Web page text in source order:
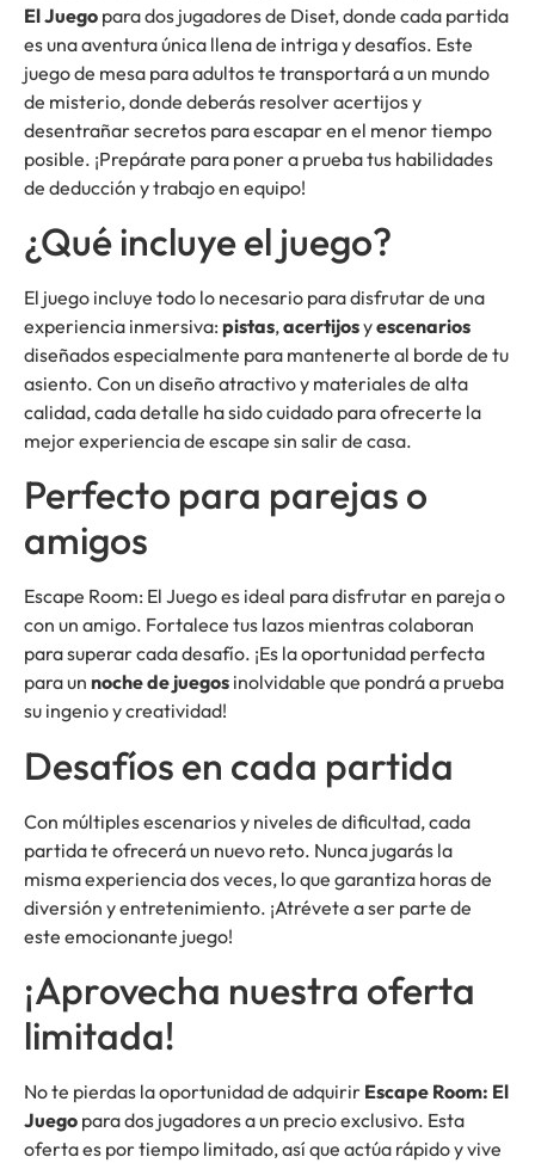
El Juego para dos jugadores de Diset, donde cada partida
es una aventura única llena de intriga y desafíos. Este
juego de mesa para adultos te transportará a un mundo
de misterio, donde deberás resolver acertijos y
desentrañar secretos para escapar en el menor tiempo
posible. ¡Prepárate para poner a prueba tus habilidades
de deducción y trabajo en equipo!
¿Qué incluye el juego?
El juego incluye todo lo necesario para disfrutar de una
experiencia inmersiva: pistas,acertijosyescenarios
diseñados especialmente para mantenerte al borde de tu
asiento. Con un diseño atractivo y materiales de alta
calidad, cada detalle ha sido cuidado para ofrecerte la
mejor experiencia de escape sin salir de casa.
Perfecto para parejas o
amigos
Escape Room: El Juego es ideal para disfrutar en pareja o
con un amigo. Fortalece tus lazos mientras colaboran
para superar cada desafío. ¡Es la oportunidad perfecta
para un noche de juegos inolvidable que pondrá a prueba
su ingenio y creatividad!
Desafíos en cada partida
Con múltiples escenarios y niveles de dificultad, cada
partida te ofrecerá un nuevo reto. Nunca jugarás la
misma experiencia dos veces, lo que garantiza horas de
diversión y entretenimiento. ¡Atrévete a ser parte de
este emocionante juego!
¡Aprovecha nuestra oferta
limitada!
No te pierdas la oportunidad de adquirir Escape Room: El
Juego para dos jugadores a un precio exclusivo. Esta
oferta es por tiempo limitado, así que actúa rápido y vive